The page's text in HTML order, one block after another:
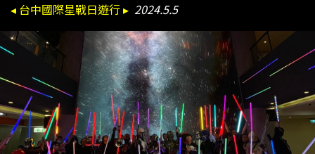
◂ 台中國際星戰日遊行 ▸ 2024.5.5